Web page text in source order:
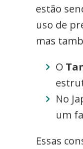
estão
uso de
mas
O
No
um
Essas